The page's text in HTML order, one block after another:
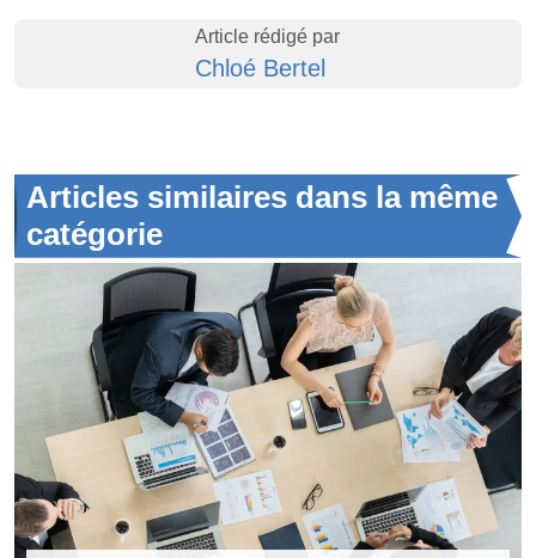
Article rédigé par
Chloé Bertel
Articles similaires dans la même
catégorie